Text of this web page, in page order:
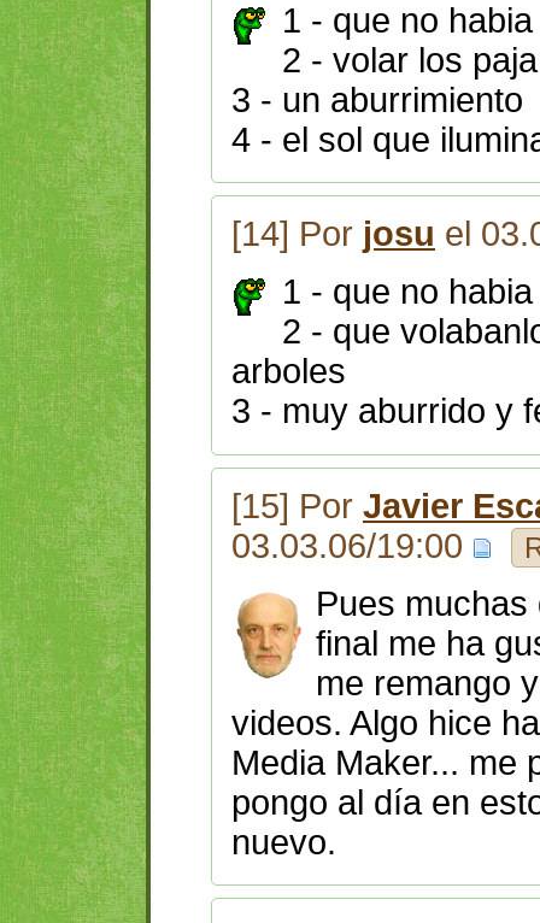
1 - que no
2 - volar los
3 - un aburrimiento
4 - el sol que
[14] Por josu el
1 - que no
2 - que
arboles
3 - muy aburrido y
[15] Por Javier
03.03.06/19:00
Pues
final me ha
me remango
videos. Algo hice
Media Maker... me
pongo al día en
nuevo.